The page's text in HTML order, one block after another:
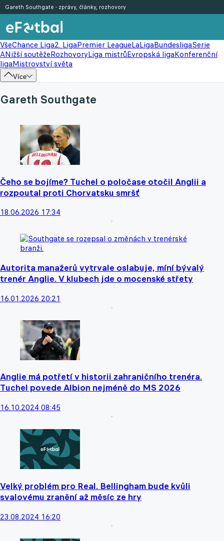
VšeChance Liga2. LigaPremier LeagueLaLigaBundesligaSerie
ANižší soutěžeRozhovoryLiga mistrůEvropská ligaKonferenční
ligaMistrovství světa
Více
Gareth Southgate - zprávy, články, rozhovory
Gareth Southgate
Čeho se bojíme? Tuchel o poločase otočil Anglii a
rozpoutal proti Chorvatsku smršť
18.06.2026 17:34
Autorita manažerů vytrvale oslabuje, míní bývalý
trenér Anglie. V klubech jde o mocenské střety
16.01.2026 20:21
Anglie má potřetí v historii zahraničního trenéra.
Tuchel povede Albion nejméně do MS 2026
16.10.2024 08:45
Velký problém pro Real. Bellingham bude kvůli
svalovému zranění až měsíc ze hry
23.08.2024 16:20